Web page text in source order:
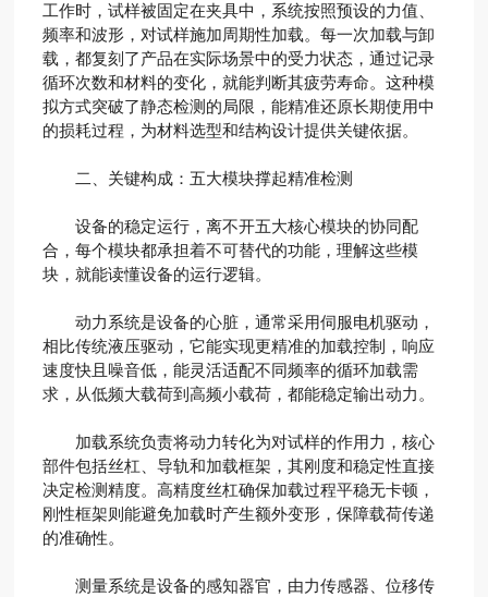
工作时，试样被固定在夹具中，系统按照预设的力值、
频率和波形，对试样施加周期性加载。每一次加载与卸
载，都复刻了产品在实际场景中的受力状态，通过记录
循环次数和材料的变化，就能判断其疲劳寿命。这种模
拟方式突破了静态检测的局限，能精准还原长期使用中
的损耗过程，为材料选型和结构设计提供关键依据。
二、关键构成：五大模块撑起精准检测
设备的稳定运行，离不开五大核心模块的协同配
合，每个模块都承担着不可替代的功能，理解这些模
块，就能读懂设备的运行逻辑。
动力系统是设备的心脏，通常采用伺服电机驱动，
相比传统液压驱动，它能实现更精准的加载控制，响应
速度快且噪音低，能灵活适配不同频率的循环加载需
求，从低频大载荷到高频小载荷，都能稳定输出动力。
加载系统负责将动力转化为对试样的作用力，核心
部件包括丝杠、导轨和加载框架，其刚度和稳定性直接
决定检测精度。高精度丝杠确保加载过程平稳无卡顿，
刚性框架则能避免加载时产生额外变形，保障载荷传递
的准确性。
测量系统是设备的感知器官，由力传感器、位移传